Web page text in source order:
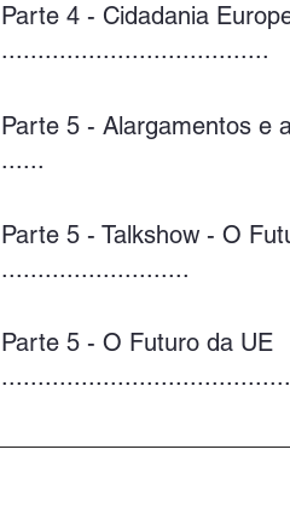
Parte 4 - Cidadania
.....................................
Parte 5 - Alargamentos e
......
Parte 5 - Talkshow - O
..........................
Parte 5 - O Futuro da UE